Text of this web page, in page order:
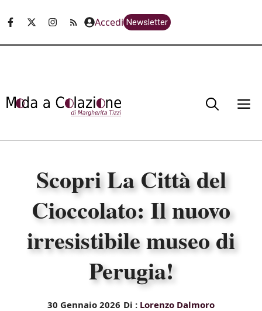
Accedi Newsletter
Scopri La Città del
Cioccolato: Il nuovo
irresistibile museo di
Perugia!
30 Gennaio 2026 Di : Lorenzo Dalmoro